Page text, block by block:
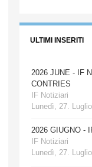
ULTIMI INSERITI
2026 JUNE - IF
CONTRIES
IF Notiziari
Lunedì, 27.
2026 GIUGNO -
IF Notiziari
Lunedì, 27.